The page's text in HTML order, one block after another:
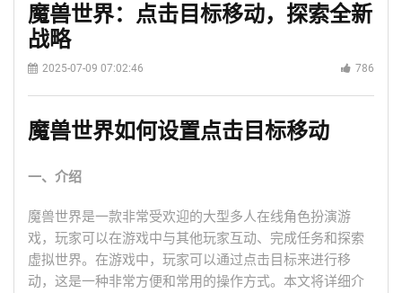
魔兽世界：点击目标移动，探索全新
战略
2025-07-09 07:02:46 786
魔兽世界如何设置点击目标移动
一、介绍
魔兽世界是一款非常受欢迎的大型多人在线角色扮演游
戏，玩家可以在游戏中与其他玩家互动、完成任务和探索
虚拟世界。在游戏中，玩家可以通过点击目标来进行移
动，这是一种非常方便和常用的操作方式。本文将详细介